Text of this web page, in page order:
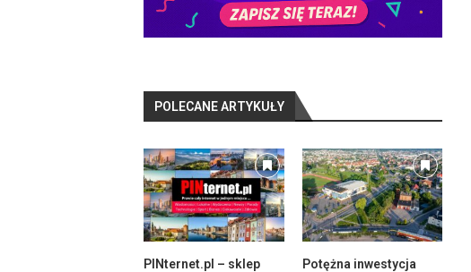
POLECANE ARTYKUŁY
PINternet.pl – sklep
Potężna inwestycja